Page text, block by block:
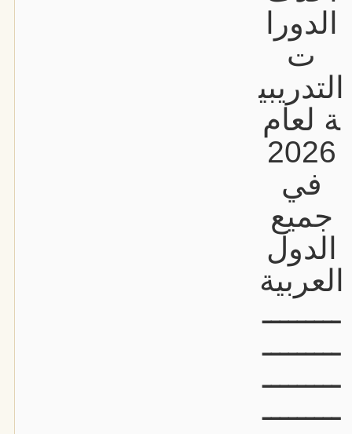
الدورا
ت
التدريبي
ة لعام
2026
في
جميع
الدول
العربية
ـــــــــ
ـــــــــ
ـــــــــ
ـــــــــ